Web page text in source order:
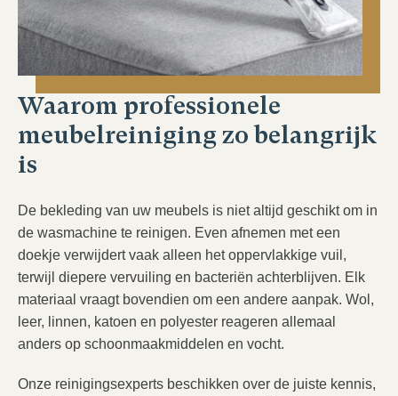
Waarom professionele
meubelreiniging zo belangrijk
is
De bekleding van uw meubels is niet altijd geschikt om in
de wasmachine te reinigen. Even afnemen met een
doekje verwijdert vaak alleen het oppervlakkige vuil,
terwijl diepere vervuiling en bacteriën achterblijven. Elk
materiaal vraagt bovendien om een andere aanpak. Wol,
leer, linnen, katoen en polyester reageren allemaal
anders op schoonmaakmiddelen en vocht.
Onze reinigingsexperts beschikken over de juiste kennis,